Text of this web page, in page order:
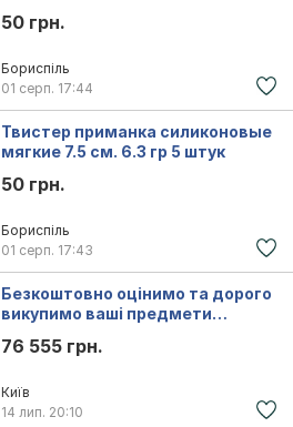
50 грн.
Бориспіль
01 серп. 17:44
Твистер приманка силиконовые
мягкие 7.5 см. 6.3 гр 5 штук
50 грн.
Бориспіль
01 серп. 17:43
Безкоштовно оцінимо та дорого
викупимо ваші предмети
76 555 грн.
Київ
14 лип. 20:10